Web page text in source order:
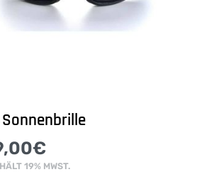
Sonnenbrille
€
19% MWST.